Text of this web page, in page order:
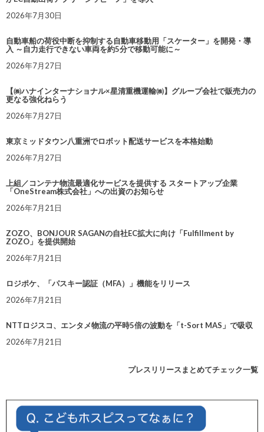
2026年7月30日
自動車船の荷役中断を抑制する自動車移動用「スケーター」を開発・導
入 ～自力走行できない車両を約5分で移動可能に～
2026年7月27日
【㈱ハナインターナショナル×星清重機運輸㈱】グループ会社で販売力の
更なる強化ねらう
2026年7月27日
東京ミッドタウン八重洲でロボット配送サービスを本格始動
2026年7月27日
上組／コンテナ物流最適化サービスを提供する スタートアップ企業
「OneStream株式会社」への出資のお知らせ
2026年7月21日
ZOZO、BONJOUR SAGANの自社EC拡大に向け「Fulfillment by
ZOZO」を提供開始
2026年7月21日
ロジポケ、「パスキー認証（MFA）」機能をリリース
2026年7月21日
NTTロジスコ、エンタメ物流の平時5倍の波動を「t-Sort MAS」で吸収
2026年7月21日
プレスリリースまとめてチェック一覧